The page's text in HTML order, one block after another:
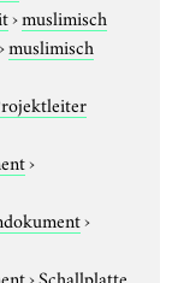
›muslimisch
muslimisch
›
›
›Schallplatte